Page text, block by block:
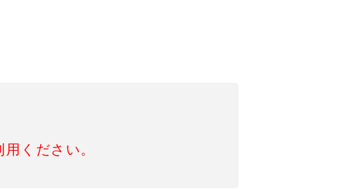
用ください。